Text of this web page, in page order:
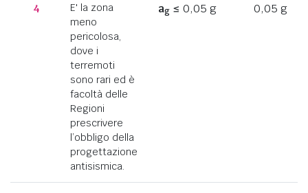
4
E' la zona
meno
pericolosa,
dove i
terremoti
sono rari ed è
facoltà delle
Regioni
prescrivere
l’obbligo della
progettazione
antisismica.
ag≤ 0,05 g 0,05 g